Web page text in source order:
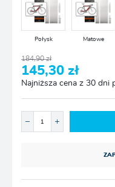
Połysk Matowe
184,90 zł
145,30 zł
Najniższa cena z 30 dni